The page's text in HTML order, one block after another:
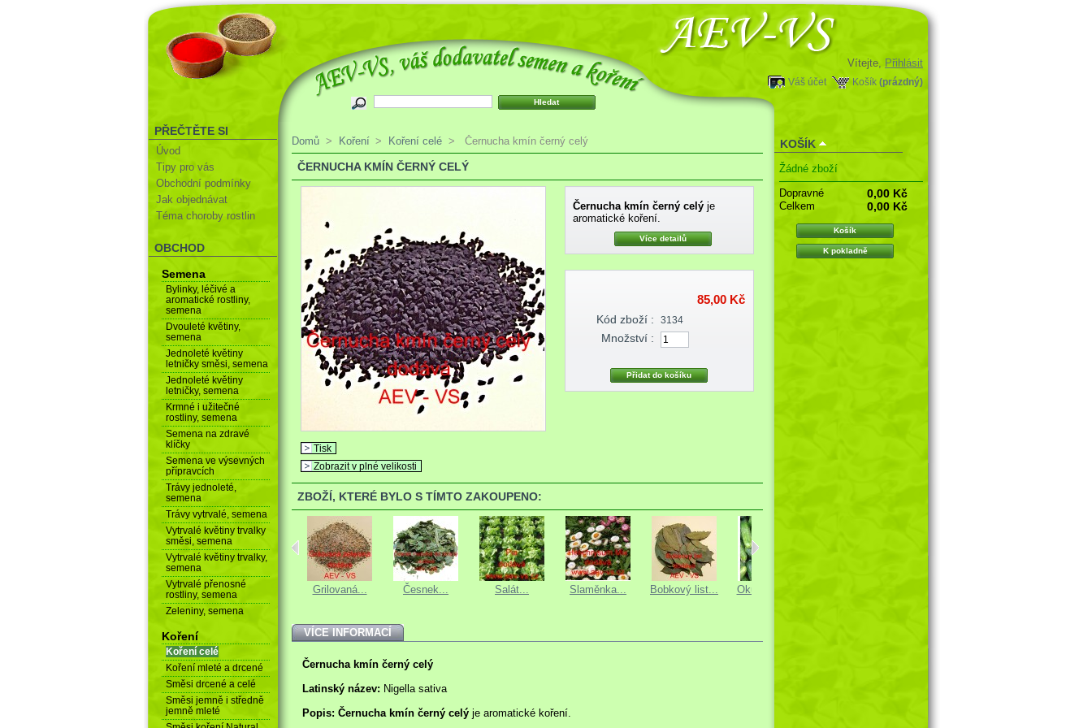
Vítejte, Přihlásit
Košík (prázdný)
Váš účet
PŘEČTĚTE SI
Úvod
Tipy pro vás
Obchodní podmínky
Jak objednávat
Téma choroby rostlin
OBCHOD
Semena
Bylinky, léčivé a
aromatické rostliny,
semena
Dvouleté květiny,
semena
Jednoleté květiny
letničky směsi, semena
Jednoleté květiny
letničky, semena
Krmné i užitečné
rostliny, semena
Semena na zdravé
klíčky
Semena ve výsevných
přípravcích
Trávy jednoleté,
semena
Trávy vytrvalé, semena
Vytrvalé květiny trvalky
směsi, semena
Vytrvalé květiny trvalky,
semena
Vytrvalé přenosné
rostliny, semena
Zeleniny, semena
Koření
Koření celé
Koření mleté a drcené
Směsi drcené a celé
Směsi jemně i středně
jemně mleté
Domů > Koření > Koření celé > Černucha kmín černý celý
ČERNUCHA KMÍN ČERNÝ CELÝ
Tisk
Zobrazit v plné velikosti
Černucha kmín černý celýje
aromatické koření.
Více detailů
85,00 Kč
Kód zboží : 3134
Množství :
ZBOŽÍ, KTERÉ BYLO S TÍMTO ZAKOUPENO:
Bergénie... Okurka setá... Grilovaná... Česnek... Salát... Slaměnka... Bobkový list... Okurka setá...
VÍCE INFORMACÍ
Černucha kmín černý celý
Latinský název: Nigella sativa
Popis: Černucha kmín černý celý je aromatické koření.
KOŠÍK
Žádné zboží
Dopravné
0,00 Kč
Celkem 0,00 Kč
Košík
K pokladně